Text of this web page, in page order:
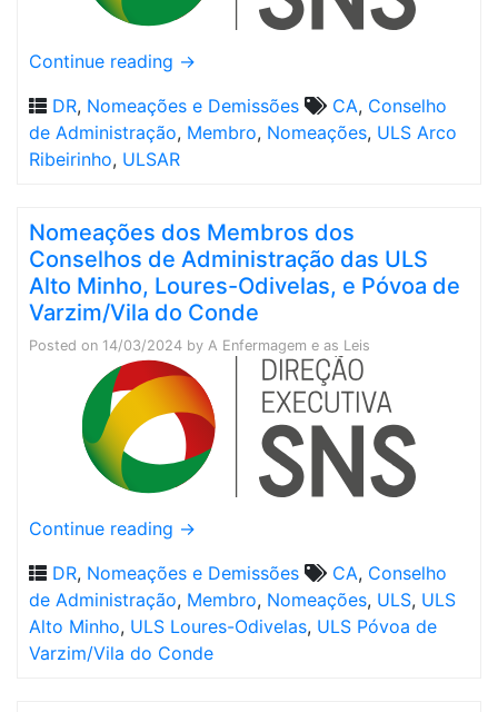
Continue reading →
DR, Nomeações e Demissões CA, Conselho
de Administração, Membro, Nomeações, ULS Arco
Ribeirinho, ULSAR
Nomeações dos Membros dos
Conselhos de Administração das ULS
Alto Minho, Loures-Odivelas, e Póvoa de
Varzim/Vila do Conde
Posted on 14/03/2024 by A Enfermagem e as Leis
Continue reading →
DR, Nomeações e Demissões CA, Conselho
de Administração, Membro, Nomeações, ULS, ULS
Alto Minho, ULS Loures-Odivelas, ULS Póvoa de
Varzim/Vila do Conde